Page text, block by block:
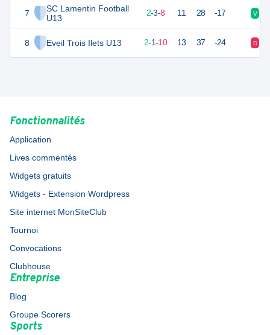
7
SC Lamentin Football
U13
8 Eveil Trois Ilets U13
22 13 2-3-8 11 28 -17 V
20 2-1-10 13 37 -24 D
Fonctionnalités
Application
Lives commentés
Widgets gratuits
Widgets - Extension Wordpress
Site internet MonSiteClub
Tournoi
Convocations
Clubhouse
Entreprise
Blog
Groupe Scorers
Sports